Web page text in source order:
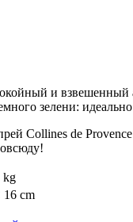
и
зелени:
Collines de
kg
16 cm